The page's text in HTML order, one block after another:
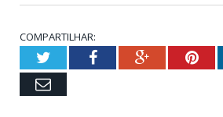
COMPARTILHAR:
TwitterFacebookGoogle+
Email